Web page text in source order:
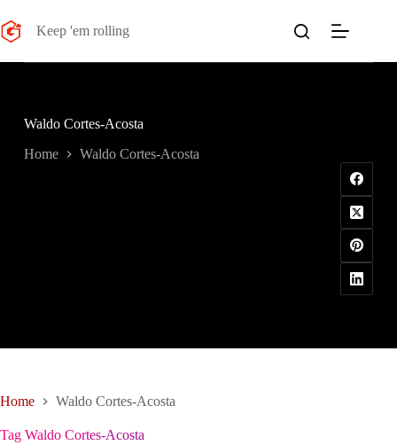
al
contenuto
Keep 'em rolling
Waldo Cortes-Acosta
Home Waldo Cortes-Acosta
Home Waldo Cortes-Acosta
Tag Waldo Cortes-Acosta